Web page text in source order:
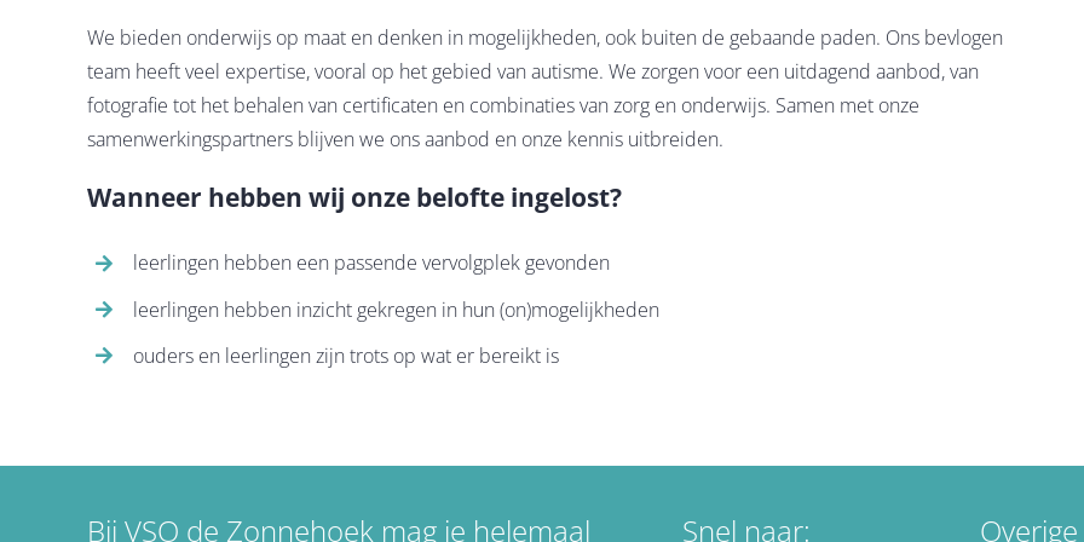
We bieden onderwijs op maat en denken in mogelijkheden, ook buiten de gebaande paden. Ons bevlogen
team heeft veel expertise, vooral op het gebied van autisme. We zorgen voor een uitdagend aanbod, van
fotografie tot het behalen van certificaten en combinaties van zorg en onderwijs. Samen met onze
samenwerkingspartners blijven we ons aanbod en onze kennis uitbreiden.
Wanneer hebben wij onze belofte ingelost?
leerlingen hebben een passende vervolgplek gevonden
leerlingen hebben inzicht gekregen in hun (on)mogelijkheden
ouders en leerlingen zijn trots op wat er bereikt is
Bij VSO de Zonnehoek mag je helemaal Snel naar: